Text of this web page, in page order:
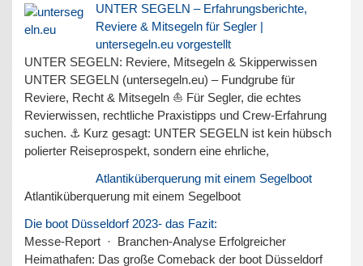
UNTER SEGELN – Erfahrungsberichte,
Reviere & Mitsegeln für Segler |
untersegeln.eu vorgestellt
UNTER SEGELN: Reviere, Mitsegeln & Skipperwissen
UNTER SEGELN (untersegeln.eu) – Fundgrube für
Reviere, Recht & Mitsegeln ⛵ Für Segler, die echtes
Revierwissen, rechtliche Praxistipps und Crew-Erfahrung
suchen. ⚓ Kurz gesagt: UNTER SEGELN ist kein hübsch
polierter Reiseprospekt, sondern eine ehrliche,
Atlantiküberquerung mit einem Segelboot
Atlantiküberquerung mit einem Segelboot
Die boot Düsseldorf 2023- das Fazit:
Messe-Report · Branchen-Analyse Erfolgreicher
Heimathafen: Das große Comeback der boot Düsseldorf